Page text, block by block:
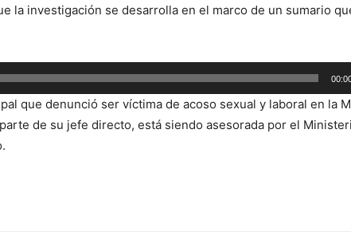
la investigación se desarrolla en el marco de un sumario
que denunció ser víctima de acoso sexual y laboral en la
de su jefe directo, está siendo asesorada por el